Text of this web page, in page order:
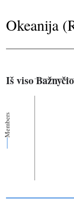
Okeanija
Iš viso
Members